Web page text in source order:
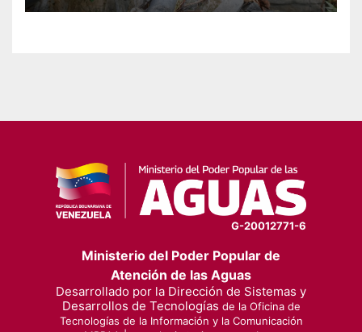
G-20012771-6
Ministerio del Poder Popular de
Atención de las Aguas
Desarrollado por la Dirección de Sistemas y
Desarrollos de Tecnologías de la Oficina de
Tecnologías de la Información y la Comunicación